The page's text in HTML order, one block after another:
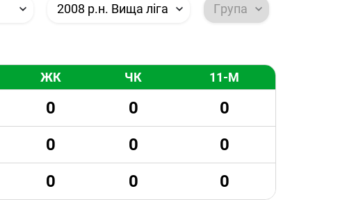
2008 р.н. Вища ліга Група
ЖК ЧК 11-М
0 0
0
0 0
0
0 0 0